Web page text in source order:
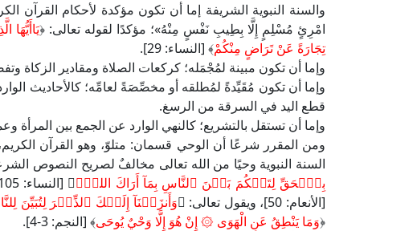
والسنة النبوية الشريفة إما أن تكون مؤكدة لأحكام القرآن
امْرِئٍ مُسْلِمٍ إِلَّا بِطِيبِ نَفْسٍ مِنْهُ»؛ مؤكدًا لقوله تعالى: ﴿يَاأَيُّهَا
تِجَارَةً عَنْ تَرَاضٍ مِنْكُمْ﴾ [النساء: 29].
وإما أن تكون مبينة لمُجْمَله؛ كركعات الصلاة ومقادير الزكاة
وإما أن تكون مُقَيِّدةً لمُطلقه أو مخصِّصَةً لعامِّه؛ كالأحاديث
قطع اليد في السرقة من الرسغ.
وإما أن تستقل بالتشريع؛ كالنهي الوارد عن الجمع بين المرأة
ومن المقرر شرعًا أن الوحي قسمان: متلوّ، وهو القرآن الكريم،
السنة النبوية وحيًا من الله تعالى مخالفٌ لصريح النصوص
بِٱلۡحَقِّ لِتَحۡكُمَ بَيۡنَ ٱلنَّاسِ بِمَآ أَرَاكَ اللهُۚ﴾ [النساء: 105]، ويقول عز وجل: ﴿
[الأنعام: 50]، ويقول تعالى: ﴿
وَأَنزَلۡنَآ إِلَيۡكَ ٱلذِّكۡرَ لِتُبَيِّنَ
﴿وَمَا يَنْطِقُ عَنِ الْهَوَى ۞ إِنْ هُوَ إِلَّا وَحْيٌ يُوحَى﴾ [النجم: 3-4].